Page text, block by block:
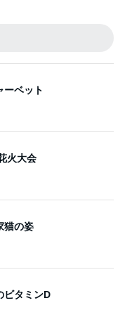
ーベット
火大会
猫の姿
ビタミンD